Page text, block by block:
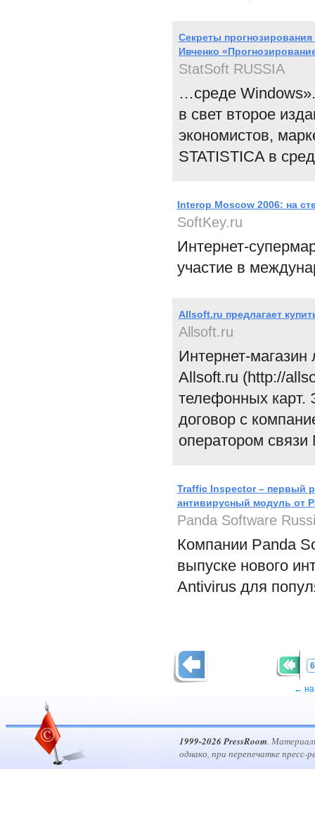
Секреты
Ивченко
StatSoft RUSSIA
…среде
в свет второе
экономистов,
STATISTICA в
Interop Moscow 2006: на
SoftKey.ru
Интернет-
участие в
Allsoft.ru предлагает
Allsoft.ru
Интернет-магазин
Allsoft.ru (http://
телефонных карт.
договор с
оператором связи
Traffic Inspector – первый
антивирусный модуль от
Panda Software
Компании Panda
выпуске нового
Antivirus для
← на
1999-2026 PressRoom.
однако, при перепечатке пресс-